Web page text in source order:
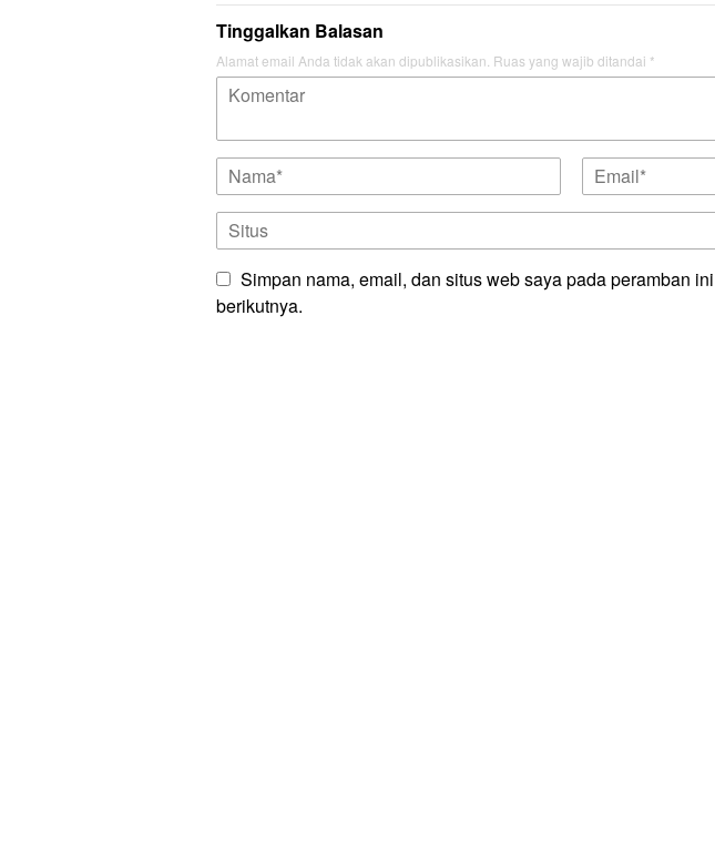
Tinggalkan Balasan
Alamat email Anda tidak akan dipublikasikan. Ruas yang wajib ditandai *
Simpan nama, email, dan situs web saya pada peramban
berikutnya.